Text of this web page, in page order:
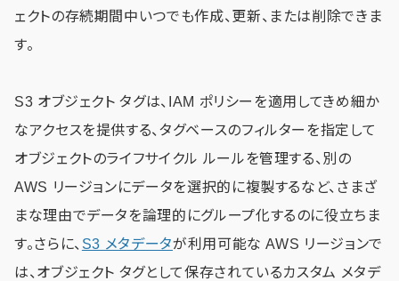
ェクトの存続期間中いつでも作成、更新、または削除できま
す。
S3 オブジェクト タグは、IAM ポリシーを適用してきめ細か
なアクセスを提供する、タグベースのフィルターを指定して
オブジェクトのライフサイクル ルールを管理する、別の
AWS リージョンにデータを選択的に複製するなど、さまざ
まな理由でデータを論理的にグループ化するのに役立ちま
す。さらに、 S3 メタデータが利用可能な AWS リージョンで
は、オブジェクト タグとして保存されているカスタム メタデ